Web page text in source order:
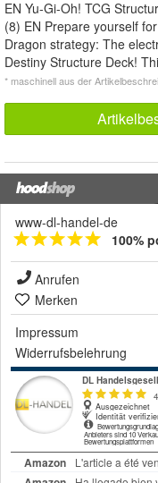
EN Yu-Gi-Oh! TCG
(8) EN Prepare yourself
Dragon strategy: The
Destiny Structure Deck!
* maschinell aus der
www-dl-handel-de
100%
Anrufen
Merken
Impressum
Widerrufsbelehrung